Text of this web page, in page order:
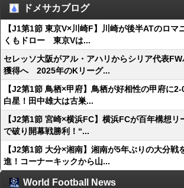
ドメサカブログ
【J1第1節 東京V×川崎F】川崎が後半ATのロマ
くもドロー 東京Vは...
セレッソ大阪がアル・アハリからシリア代表
獲得へ 2025年のKリーグ...
【J2第1節 鳥栖×甲府】鳥栖が好相性の甲府に
白星！田中雄大は古巣...
【J2第1節 宮崎×横浜FC】横浜FCが百年構想
で破り開幕戦勝利！“...
【J2第1節 大分×湘南】湘南が5年ぶりの大分戦
進！コーナーキックから山...
World Football News